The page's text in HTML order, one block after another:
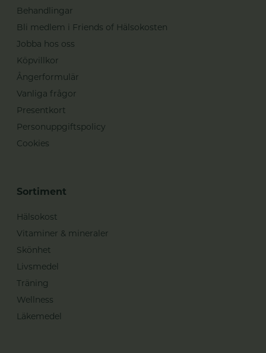
Behandlingar
Bli medlem i Friends of Hälsokosten
Jobba hos oss
Köpvillkor
Ångerformulär
Vanliga frågor
Presentkort
Personuppgiftspolicy
Cookies
Sortiment
Hälsokost
Vitaminer & mineraler
Skönhet
Livsmedel
Träning
Wellness
Läkemedel